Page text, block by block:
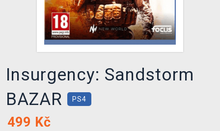
VÝKUP HER (BAZAR)
Insurgency: Sandstorm
BAZAR
PS4
499 Kč